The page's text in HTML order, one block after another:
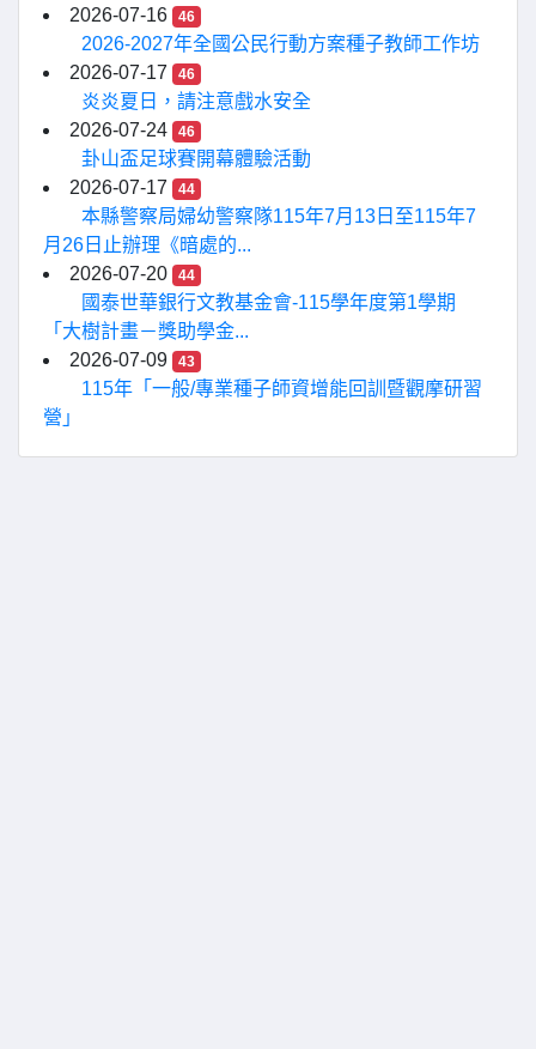
2026-07-16
46
2026-2027年全國公民行動方案種子教師工作坊
2026-07-17
46
炎炎夏日，請注意戲水安全
2026-07-24
46
卦山盃足球賽開幕體驗活動
2026-07-17
44
本縣警察局婦幼警察隊115年7月13日至115年7
月26日止辦理《暗處的...
2026-07-20
44
國泰世華銀行文教基金會-115學年度第1學期
「大樹計畫－獎助學金...
2026-07-09
43
115年「一般/專業種子師資增能回訓暨觀摩研習
營」